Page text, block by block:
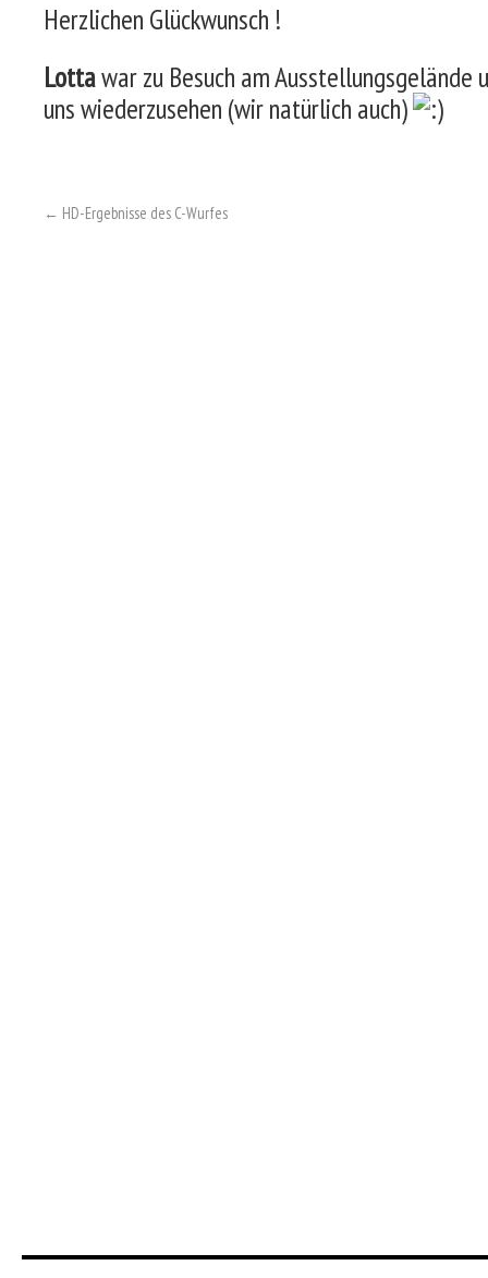
Herzlichen Glückwunsch !
Lottawar zu Besuch am Ausstellungsgelände
uns wiederzusehen (wir natürlich auch)
← HD-Ergebnisse des C-Wurfes